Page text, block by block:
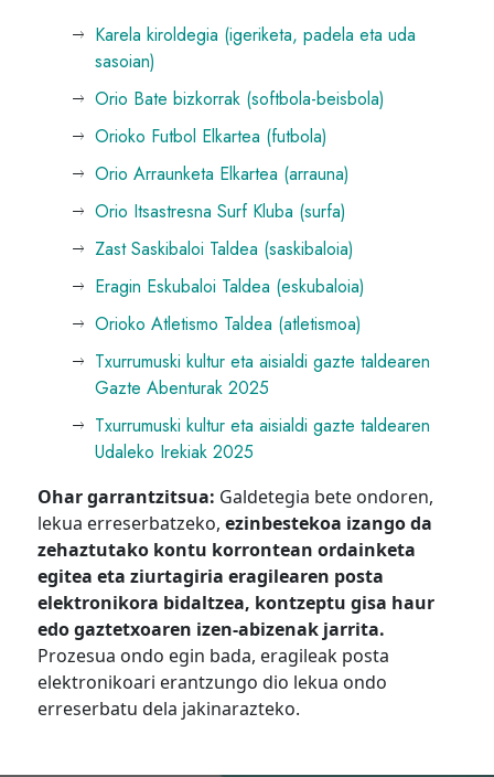
Karela kiroldegia (igeriketa, padela eta uda
sasoian)
Orio Bate bizkorrak (softbola-beisbola)
Orioko Futbol Elkartea (futbola)
Orio Arraunketa Elkartea (arrauna)
Orio Itsastresna Surf Kluba (surfa)
Zast Saskibaloi Taldea (saskibaloia)
Eragin Eskubaloi Taldea (eskubaloia)
Orioko Atletismo Taldea (atletismoa)
Txurrumuski kultur eta aisialdi gazte taldearen
Gazte Abenturak 2025
Txurrumuski kultur eta aisialdi gazte taldearen
Udaleko Irekiak 2025
Ohar garrantzitsua: Galdetegia bete ondoren,
lekua erreserbatzeko,ezinbestekoa izango da
zehaztutako kontu korrontean ordainketa
egitea eta ziurtagiria eragilearen posta
elektronikora bidaltzea, kontzeptu gisa haur
edo gaztetxoaren izen-abizenak jarrita.
Prozesua ondo egin bada, eragileak posta
elektronikoari erantzungo dio lekua ondo
erreserbatu dela jakinarazteko.